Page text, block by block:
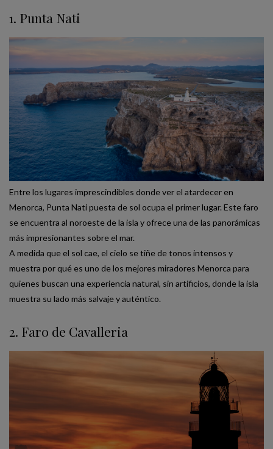
1. Punta Nati
Entre los lugares imprescindibles donde ver el atardecer en
Menorca, Punta Nati puesta de sol ocupa el primer lugar. Este faro
se encuentra al noroeste de la isla y ofrece una de las panorámicas
más impresionantes sobre el mar.
A medida que el sol cae, el cielo se tiñe de tonos intensos y
muestra por qué es uno de los mejores miradores Menorca para
quienes buscan una experiencia natural, sin artificios, donde la isla
muestra su lado más salvaje y auténtico.
2. Faro de Cavalleria